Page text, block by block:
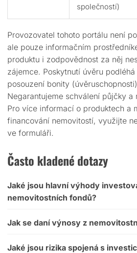
společností)
Provozovatel tohoto portálu není
ale pouze informačním
produktu i zodpovědnost za něj
zájemce. Poskytnutí úvěru podléhá
posouzení bonity
Negarantujeme schválení půjčky a
Pro více informací o produktech a
financování nemovitostí, využijte
ve formuláři.
Často kladené dotazy
Jaké jsou hlavní výhody
nemovitostních fondů?
Jak se daní výnosy z
Jaké jsou rizika spojená s